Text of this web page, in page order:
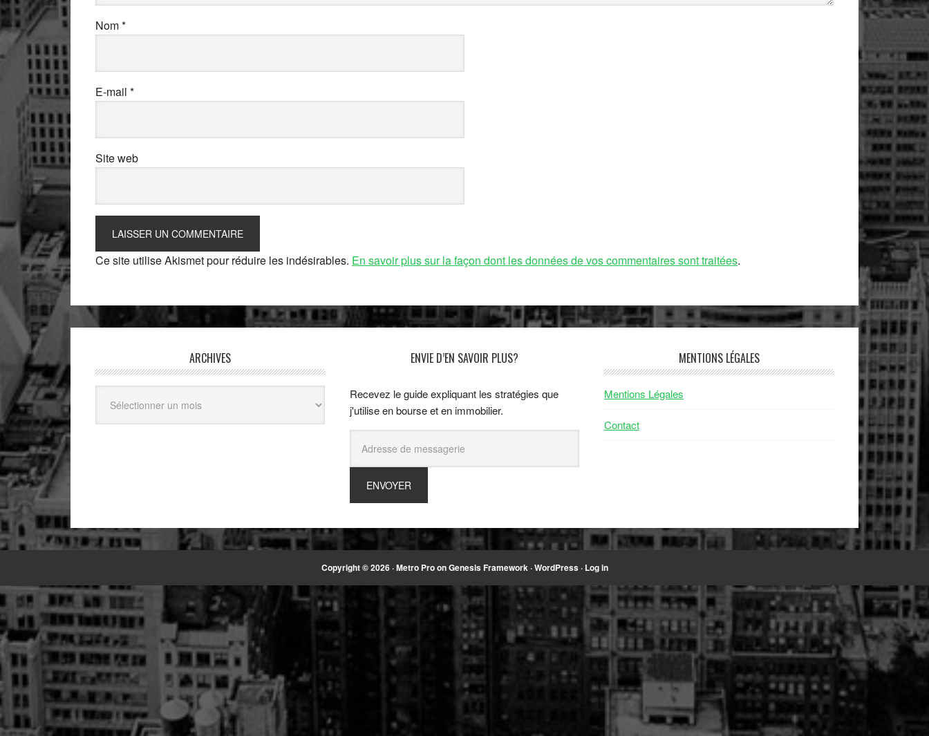
Nom*
E-mail *
Site web
Ce site utilise Akismet pour réduire les indésirables. En savoir plus sur la façon dont les données de vos commentaires sont traitées.
ARCHIVES ENVIE D’EN SAVOIR PLUS?
Recevez le guide expliquant les stratégies que
j'utilise en bourse et en immobilier.
MENTIONS LÉGALES
Mentions Légales
Contact
Copyright © 2026 ·Metro ProonGenesis Framework·WordPress· Log in